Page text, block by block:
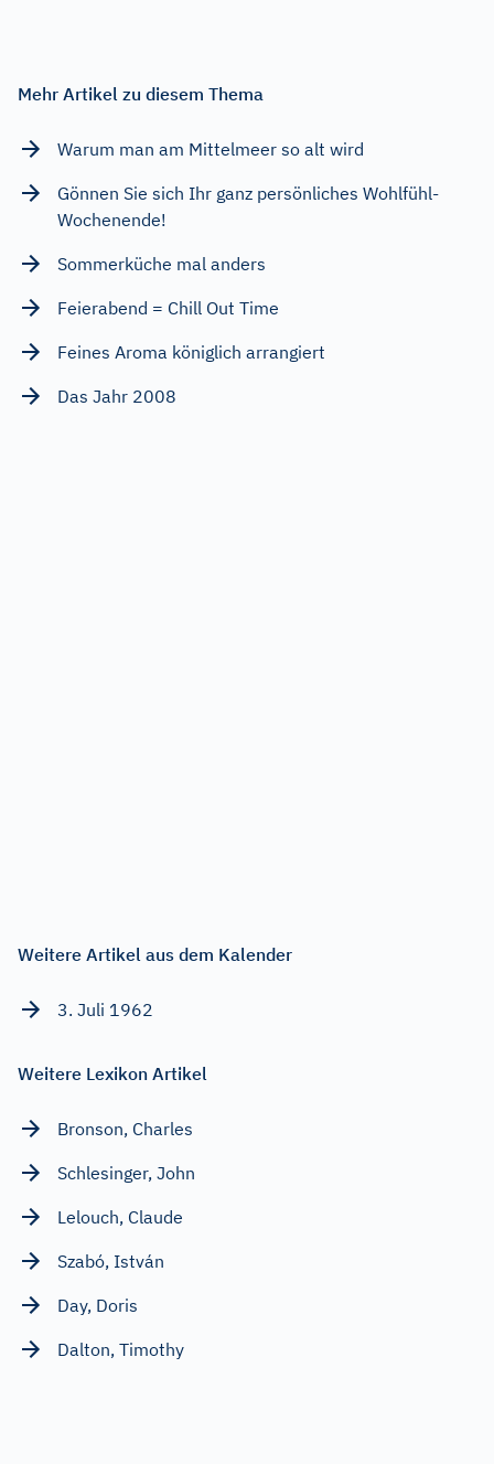
Mehr Artikel zu diesem Thema
Warum man am Mittelmeer so alt wird
Gönnen Sie sich Ihr ganz persönliches Wohlfühl-
Wochenende!
Sommerküche mal anders
Feierabend = Chill Out Time
Feines Aroma königlich arrangiert
Das Jahr 2008
Weitere Artikel aus dem Kalender
3. Juli 1962
Weitere Lexikon Artikel
Bronson, Charles
Schlesinger, John
Lelouch, Claude
Szabó, István
Day, Doris
Dalton, Timothy